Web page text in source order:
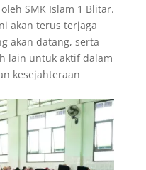
SMK Islam 1 Blitar.
akan terus terjaga
akan datang, serta
lain untuk aktif dalam
kesejahteraan